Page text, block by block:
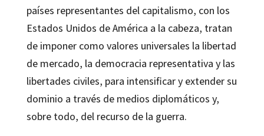
países representantes del capitalismo, con los
Estados Unidos de América a la cabeza, tratan
de imponer como valores universales la libertad
de mercado, la democracia representativa y las
libertades civiles, para intensificar y extender su
dominio a través de medios diplomáticos y,
sobre todo, del recurso de la guerra.